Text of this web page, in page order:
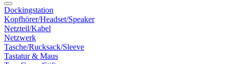
Dockingstation
Kopfhörer/Headset/Speaker
Netzteil/Kabel
Netzwerk
Tasche/Rucksack/Sleeve
Tastatur & Maus